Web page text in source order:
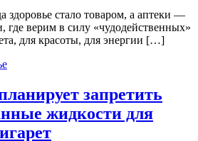
здоровье стало товаром, а аптеки —
верим в силу «чудодейственных»
для красоты, для энергии […]
запретить
жидкости для